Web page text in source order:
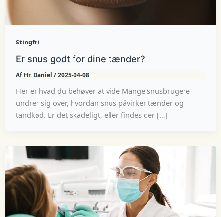
Stingfri
Er snus godt for dine tænder?
Af Hr. Daniel /2025-04-08
Her er hvad du behøver at vide Mange snusbrugere
undrer sig over, hvordan snus påvirker tænder og
tandkød. Er det skadeligt, eller findes der […]